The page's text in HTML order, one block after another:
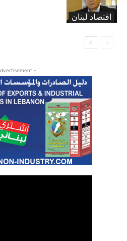
اقتصاد لبنان
ولكن
- Advertisement -